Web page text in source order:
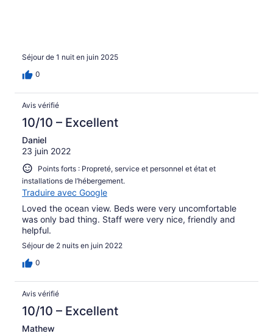
Séjour de 1 nuit en juin 2025
0
Avis vérifié
10/10 – Excellent
Daniel
23 juin 2022
Points forts : Propreté, service et personnel et état et
installations de l’hébergement.
Traduire avec Google
Loved the ocean view. Beds were very uncomfortable
was only bad thing. Staff were very nice, friendly and
helpful.
Séjour de 2 nuits en juin 2022
0
Avis vérifié
10/10 – Excellent
Mathew